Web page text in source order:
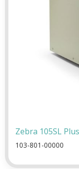
Zebra 105SL
103-801-00000